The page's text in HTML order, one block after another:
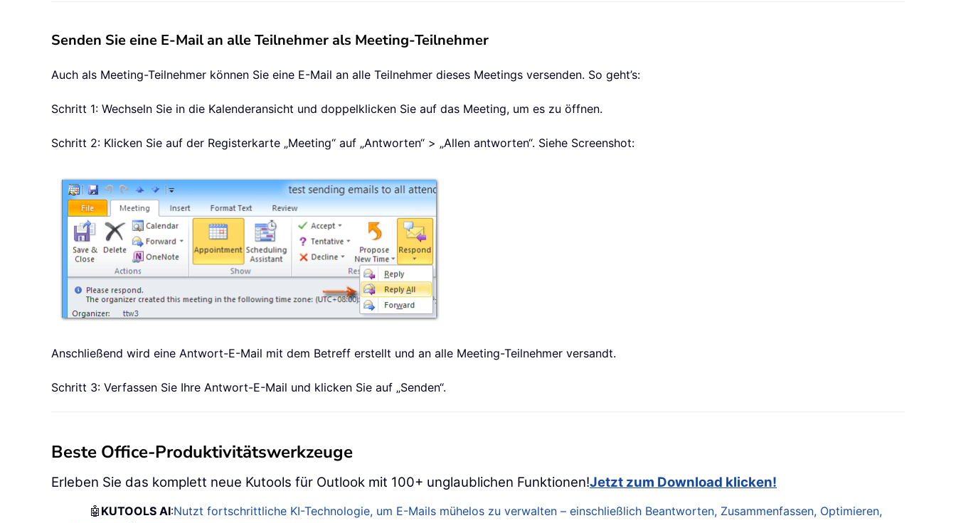
Senden Sie eine E-Mail an alle Teilnehmer als Meeting-Teilnehmer
Auch als Meeting-Teilnehmer können Sie eine E-Mail an alle Teilnehmer dieses Meetings versenden. So geht’s:
Schritt 1: Wechseln Sie in die Kalenderansicht und doppelklicken Sie auf das Meeting, um es zu öffnen.
Schritt 2: Klicken Sie auf der Registerkarte „Meeting“ auf „Antworten“ > „Allen antworten“. Siehe Screenshot:
Anschließend wird eine Antwort-E-Mail mit dem Betreff erstellt und an alle Meeting-Teilnehmer versandt.
Schritt 3: Verfassen Sie Ihre Antwort-E-Mail und klicken Sie auf „Senden“.
Beste Office-Produktivitätswerkzeuge
Erleben Sie das komplett neue Kutools für Outlook mit 100+ unglaublichen Funktionen!Jetzt zum Download klicken!
🤖 KUTOOLS AI:Nutzt fortschrittliche KI-Technologie, um E-Mails mühelos zu verwalten – einschließlich Beantworten, Zusammenfassen, Optimieren,